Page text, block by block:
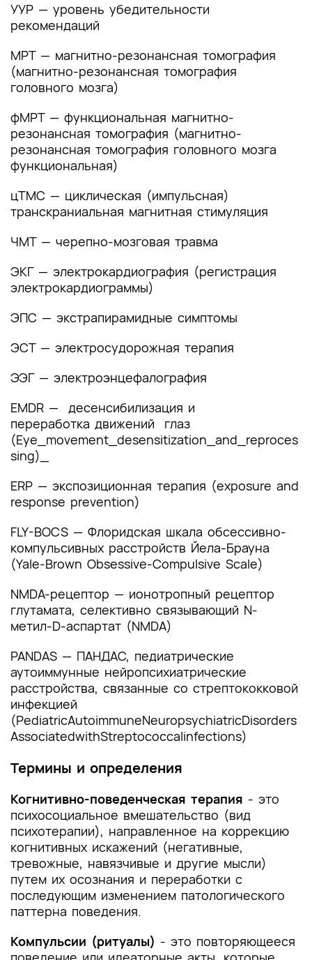
Приложение В. Информация для пациента
и другие оценочные инструменты состояния
пациента, приведенные в клинических
рекомендациях
УУР — уровень убедительности
рекомендаций
МРТ — магнитно-резонансная томография
(магнитно-резонансная томография
головного мозга)
фМРТ — функциональная магнитно-
резонансная томография (магнитно-
резонансная томография головного мозга
функциональная)
цТМС — циклическая (импульсная)
транскраниальная магнитная стимуляция
ЧМТ — черепно-мозговая травма
ЭКГ — электрокардиография (регистрация
электрокардиограммы)
ЭПС — экстрапирамидные симптомы
ЭСТ — электросудорожная терапия
ЭЭГ — электроэнцефалография
EMDR — десенсибилизация и
переработка движений глаз
(Eye_movement_desensitization_and_reproces
sing)_
ERP — экспозиционная терапия (exposure and
response prevention)
FLY-BOCS — Флоридская шкала обсессивно-
компульсивных расстройств Йела-Брауна
(Yale-Brown Obsessive-Compulsive Scale)
NMDA-рецептор — ионотропный рецептор
глутамата, селективно связывающий N-
метил-D-аспартат (NMDA)
PANDAS — ПАНДАС, педиатрические
аутоиммунные нейропсихиатрические
расстройства, связанные со стрептококковой
инфекцией
(PediatricAutoimmuneNeuropsychiatricDisorders
AssociatedwithStreptococcalinfections)
Термины и определения
Когнитивно-поведенческая терапия - это
психосоциальное вмешательство (вид
психотерапии), направленное на коррекцию
когнитивных искажений (негативные,
тревожные, навязчивые и другие мысли)
путем их осознания и переработки с
последующим изменением патологического
паттерна поведения.
Компульсии (ритуалы) - это повторяющееся